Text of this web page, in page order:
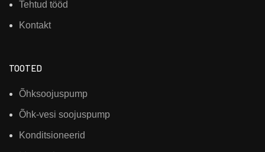
Tehtud tööd
Kontakt
TOOTED
Õhksoojuspump
Õhk-vesi soojuspump
Konditsioneerid